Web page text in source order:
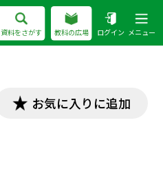
資料をさがす 教科の広場 ログイン メニュー
お気に入りに追加